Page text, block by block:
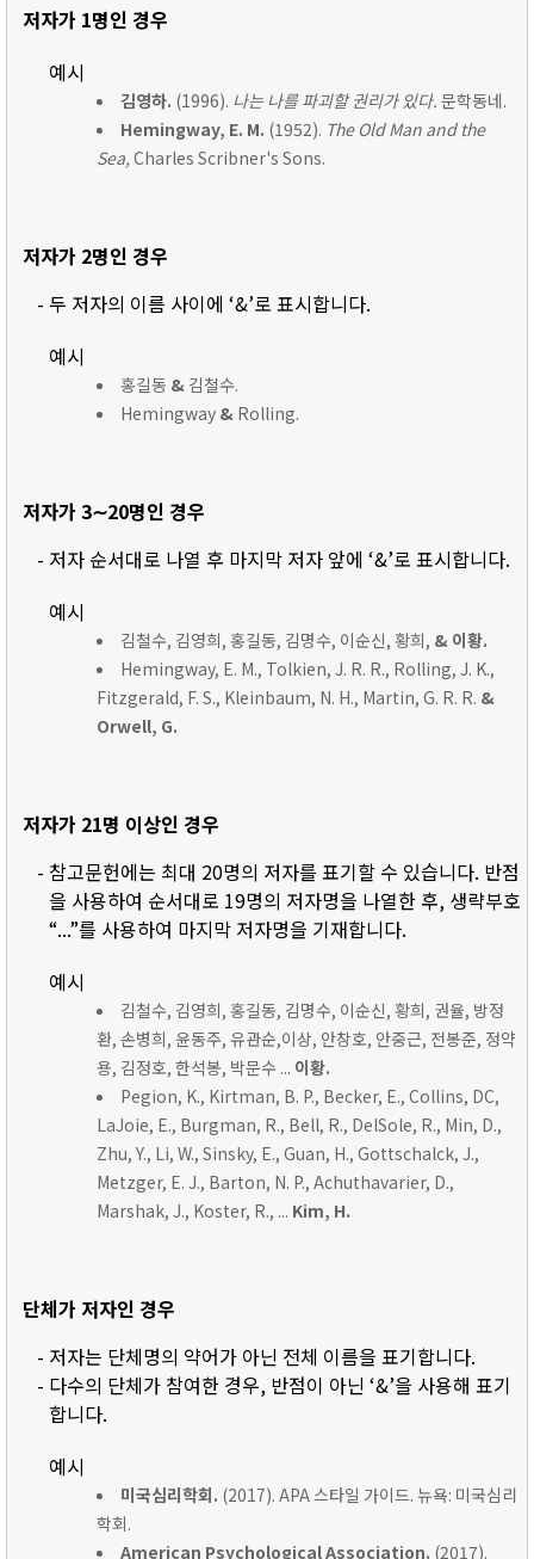
저자가 1명인 경우
예시
김영하. (1996). 나는 나를 파괴할 권리가 있다. 문학동네.
Hemingway, E. M. (1952). The Old Man and the
Sea,Charles Scribner's Sons.
저자가 2명인 경우
- 두 저자의 이름 사이에 ‘&’로 표시합니다.
예시
홍길동 & 김철수.
Hemingway & Rolling.
저자가 3∼20명인 경우
- 저자 순서대로 나열 후 마지막 저자 앞에 ‘&’로 표시합니다.
예시
김철수, 김영희, 홍길동, 김명수, 이순신, 황희, & 이황.
Hemingway, E. M., Tolkien, J. R. R., Rolling, J. K.,
Fitzgerald, F. S., Kleinbaum, N. H., Martin, G. R. R. &
Orwell, G.
저자가 21명 이상인 경우
- 참고문헌에는 최대 20명의 저자를 표기할 수 있습니다. 반점
을 사용하여 순서대로 19명의 저자명을 나열한 후, 생략부호
“...”를 사용하여 마지막 저자명을 기재합니다.
예시
김철수, 김영희, 홍길동, 김명수, 이순신, 황희, 권율, 방정
환, 손병희, 윤동주, 유관순,이상, 안창호, 안중근, 전봉준, 정약
용, 김정호, 한석봉, 박문수 ... 이황.
Pegion, K., Kirtman, B. P., Becker, E., Collins, DC,
LaJoie, E., Burgman, R., Bell, R., DelSole, R., Min, D.,
Zhu, Y., Li, W., Sinsky, E., Guan, H., Gottschalck, J.,
Metzger, E. J., Barton, N. P., Achuthavarier, D.,
Marshak, J., Koster, R., ... Kim, H.
단체가 저자인 경우
- 저자는 단체명의 약어가 아닌 전체 이름을 표기합니다.
- 다수의 단체가 참여한 경우, 반점이 아닌 ‘&’을 사용해 표기
합니다.
예시
미국심리학회. (2017). APA 스타일 가이드. 뉴욕: 미국심리
학회.
American Psychological Association. (2017).